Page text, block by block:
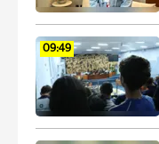
09:49